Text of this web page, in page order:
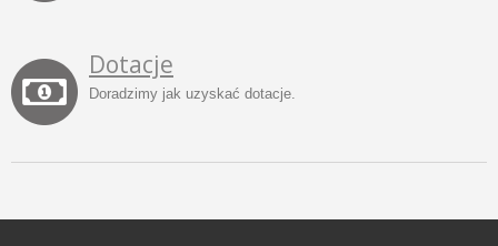
Dotacje
Doradzimy jak uzyskać dotacje.